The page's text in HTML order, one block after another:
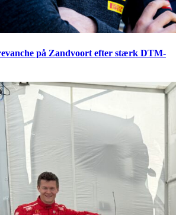
på Zandvoort efter stærk DTM-